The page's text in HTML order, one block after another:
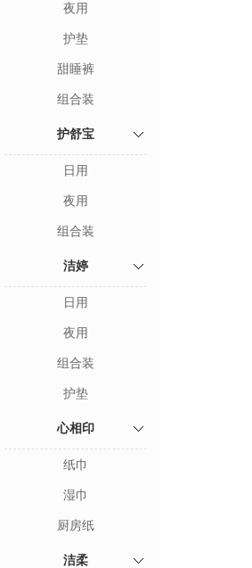
夜用
护垫
甜睡裤
组合装
护舒宝
日用
夜用
组合装
洁婷
日用
夜用
组合装
护垫
心相印
纸巾
湿巾
厨房纸
洁柔